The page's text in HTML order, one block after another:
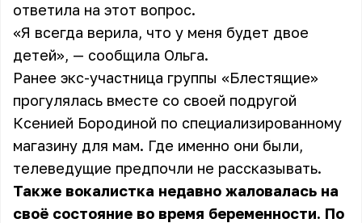
ответила на этот вопрос.
«Я всегда верила, что у меня будет двое
детей», — сообщила Ольга.
Ранее экс-участница группы «Блестящие»
прогулялась вместе со своей подругой
Ксенией Бородиной по специализированному
магазину для мам. Где именно они были,
телеведущие предпочли не рассказывать.
Также вокалистка недавно жаловалась на
своё состояние во время беременности. По